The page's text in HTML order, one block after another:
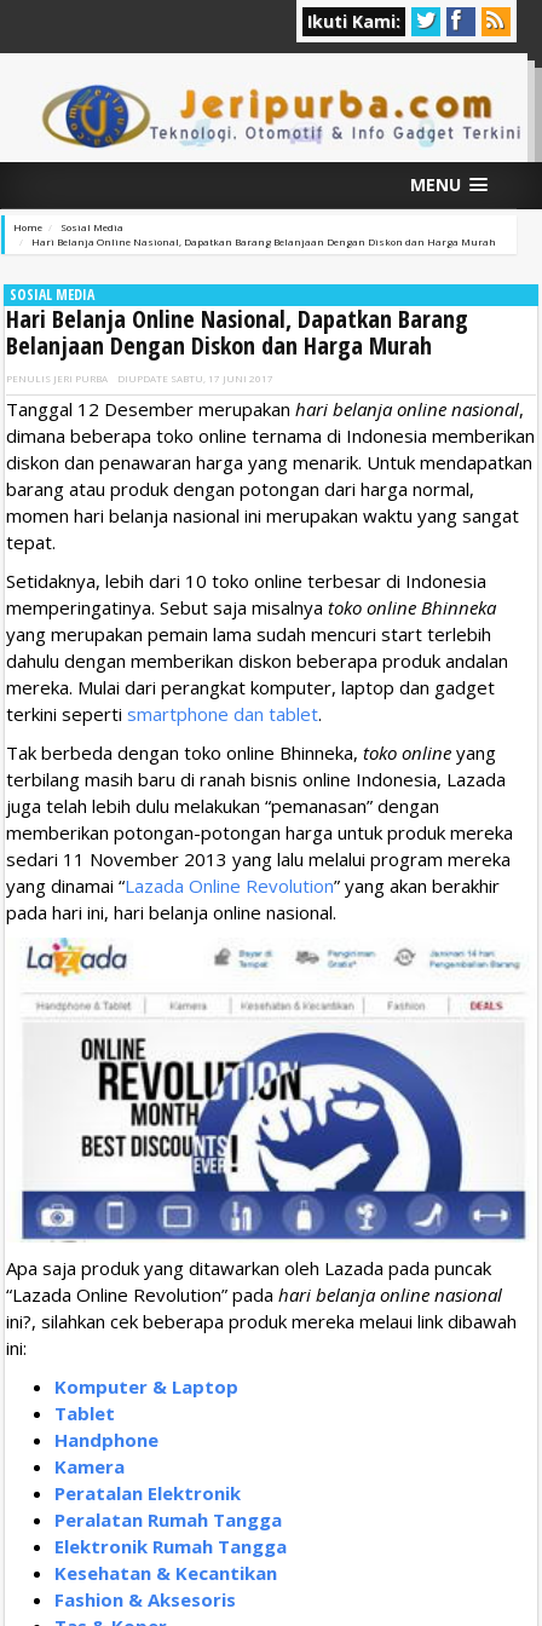
Ikuti Kami:
MENU
Home
Sosial Media
Hari Belanja Online Nasional, Dapatkan Barang Belanjaan Dengan Diskon dan Harga Murah
SOSIAL MEDIA
Hari Belanja Online Nasional, Dapatkan Barang
Belanjaan Dengan Diskon dan Harga Murah
PENULIS JERI PURBA DIUPDATE SABTU, 17 JUNI 2017
Tanggal 12 Desember merupakan hari belanja online nasional,
dimana beberapa toko online ternama di Indonesia memberikan
diskon dan penawaran harga yang menarik. Untuk mendapatkan
barang atau produk dengan potongan dari harga normal,
momen hari belanja nasional ini merupakan waktu yang sangat
tepat.
Setidaknya, lebih dari 10 toko online terbesar di Indonesia
memperingatinya. Sebut saja misalnya toko online Bhinneka
yang merupakan pemain lama sudah mencuri start terlebih
dahulu dengan memberikan diskon beberapa produk andalan
mereka. Mulai dari perangkat komputer, laptop dan gadget
terkini seperti smartphone dan tablet.
Tak berbeda dengan toko online Bhinneka, toko online yang
terbilang masih baru di ranah bisnis online Indonesia, Lazada
juga telah lebih dulu melakukan “pemanasan” dengan
memberikan potongan-potongan harga untuk produk mereka
sedari 11 November 2013 yang lalu melalui program mereka
yang dinamai “Lazada Online Revolution” yang akan berakhir
pada hari ini, hari belanja online nasional.
Apa saja produk yang ditawarkan oleh Lazada pada puncak
“Lazada Online Revolution” pada hari belanja online nasional
ini?, silahkan cek beberapa produk mereka melaui link dibawah
ini:
Komputer & Laptop
Tablet
Handphone
Kamera
Peratalan Elektronik
Peralatan Rumah Tangga
Elektronik Rumah Tangga
Kesehatan & Kecantikan
Fashion & Aksesoris